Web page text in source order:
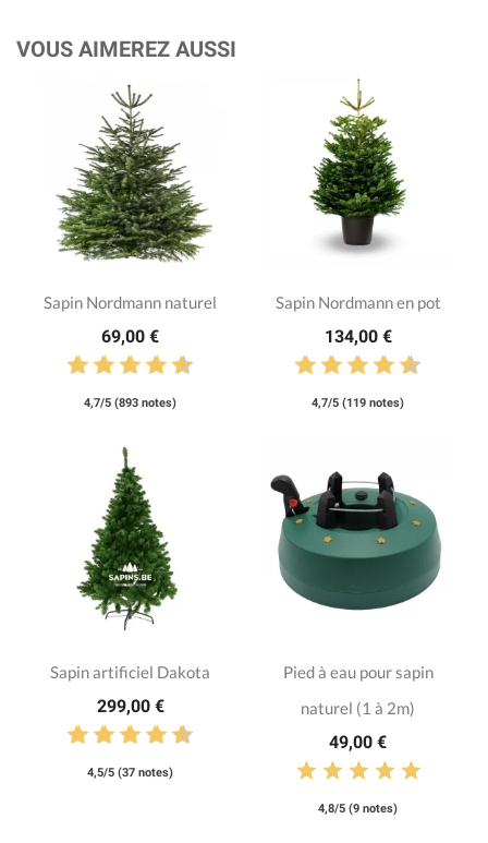
VOUS AIMEREZ AUSSI
Sapin Nordmann naturel
69,00 €
4,7/5 (893 notes)
Sapin Nordmann en pot
134,00 €
4,7/5 (119 notes)
Sapin artificiel Dakota
299,00 €
4,5/5 (37 notes)
Pied à eau pour sapin
naturel (1 à 2m)
49,00 €
4,8/5 (9 notes)